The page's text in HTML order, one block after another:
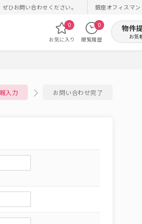
ひお問い合わせください。 銀座オフィスマン
お気に入り
0
閲覧履歴
0 物件
お気
入力 お問い合わせ完了